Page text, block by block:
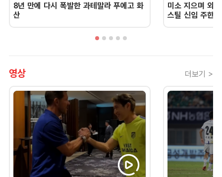
8년 만에 다시 폭발한 과테말라 푸에고 화
산
미소 지으며 외
스틸 신임 주한
영상 더보기 >